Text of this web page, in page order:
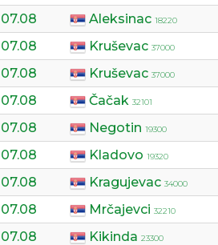
07.08 Aleksinac 18220
07.08 Kruševac 37000
07.08 Kruševac 37000
07.08 Čačak 32101
07.08 Negotin 19300
07.08 Kladovo 19320
07.08 Kragujevac 34000
07.08 Mrčajevci 32210
07.08 Kikinda 23300